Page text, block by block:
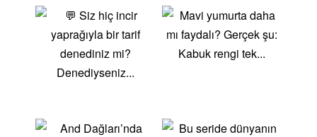
tutkunlarının kalbini fethedin! Afiyet olsun!